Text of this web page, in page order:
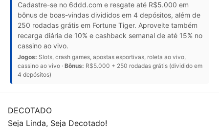
Cadastre-se no 6ddd.com e resgate até R$5.000 em
bônus de boas-vindas divididos em 4 depósitos, além de
250 rodadas grátis em Fortune Tiger. Aproveite também
recarga diária de 10% e cashback semanal de até 15% no
cassino ao vivo.
Jogos: Slots, crash games, apostas esportivas, roleta ao vivo,
cassino ao vivo · Bônus: R$5.000 + 250 rodadas grátis (dividido em
4 depósitos)
DECOTADO
Seja Linda, Seja Decotado!